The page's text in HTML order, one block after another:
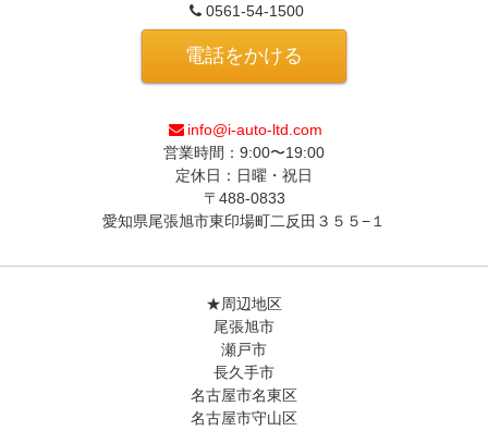
0561-54-1500
電話をかける
info@i-auto-ltd.com
営業時間：9:00〜19:00
定休日：日曜・祝日
〒488-0833
愛知県尾張旭市東印場町二反田３５５−１
★周辺地区
尾張旭市
瀬戸市
長久手市
名古屋市名東区
名古屋市守山区